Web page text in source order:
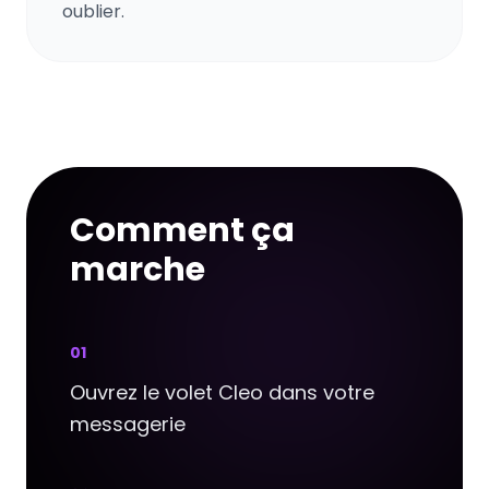
oublier.
Comment ça
marche
01
Ouvrez le volet Cleo dans votre
messagerie